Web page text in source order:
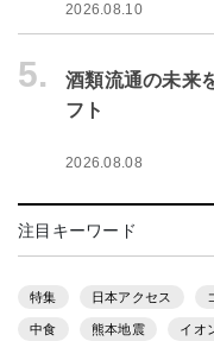
2026.08.10
5.
酒類流通の未来
フト
2026.08.08
注目キーワード
特集 日本アクセス
中食 熊本地震 イオ